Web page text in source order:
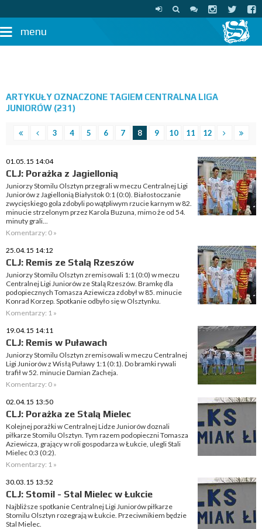
menu
ARTYKUŁY OZNACZONE TAGIEM CENTRALNA LIGA
JUNIORÓW (231)
3 4 5 6 7 8 9 10 11 12
01.05.15 14:04
CLJ: Porażka z Jagiellonią
Juniorzy Stomilu Olsztyn przegrali w meczu Centralnej Ligi
Juniorów z Jagiellonią Białystok 0:1 (0:0). Białostoczanie
zwycięskiego gola zdobyli po wątpliwym rzucie karnym w 82.
minucie strzelonym przez Karola Buzuna, mimo że od 54.
minuty grali...
Komentarzy: 0 »
25.04.15 14:12
CLJ: Remis ze Stalą Rzeszów
Juniorzy Stomilu Olsztyn zremisowali 1:1 (0:0) w meczu
Centralnej Ligi Juniorów ze Stalą Rzeszów. Bramkę dla
podopiecznych Tomasza Aziewicza zdobył w 85. minucie
Konrad Korzep. Spotkanie odbyło się w Olsztynku.
Komentarzy: 1 »
19.04.15 14:11
CLJ: Remis w Puławach
Juniorzy Stomilu Olsztyn zremisowali w meczu Centralnej
Ligi Juniorów z Wisłą Puławy 1:1 (0:1). Do bramki rywali
trafił w 52. minucie Damian Zacheja.
Komentarzy: 0 »
02.04.15 13:50
CLJ: Porażka ze Stalą Mielec
Kolejnej porażki w Centralnej Lidze Juniorów doznali
piłkarze Stomilu Olsztyn. Tym razem podopieczni Tomasza
Aziewicza, grający w roli gospodarza w Łukcie, ulegli Stali
Mielec 0:3 (0:2).
Komentarzy: 1 »
30.03.15 13:52
CLJ: Stomil - Stal Mielec w Łukcie
Najbliższe spotkanie Centralnej Ligi Juniorów piłkarze
Stomilu Olsztyn rozegrają w Łukcie. Przeciwnikiem będzie
Stal Mielec.